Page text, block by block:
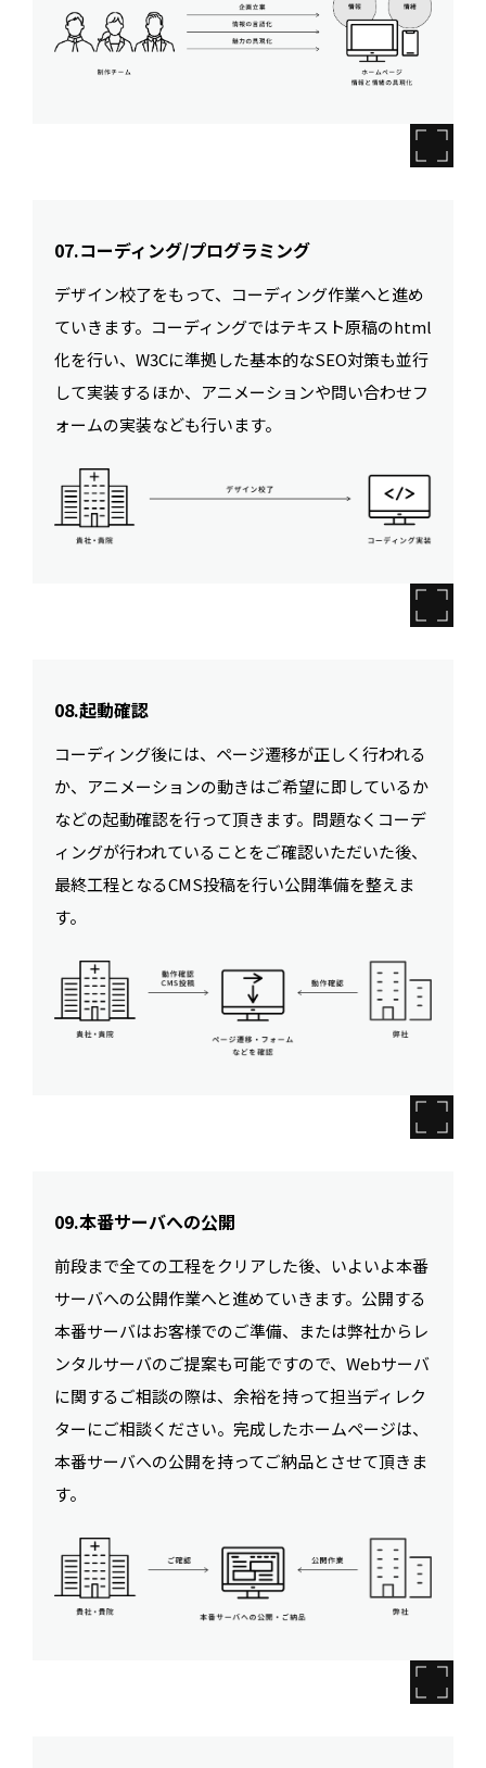
07.コーディング/プログラミング
デザイン校了をもって、コーディング作業へと進め
ていきます。コーディングではテキスト原稿のhtml
化を行い、W3Cに準拠した基本的なSEO対策も並行
して実装するほか、アニメーションや問い合わせフ
ォームの実装なども行います。
08.起動確認
コーディング後には、ページ遷移が正しく行われる
か、アニメーションの動きはご希望に即しているか
などの起動確認を行って頂きます。問題なくコーデ
ィングが行われていることをご確認いただいた後、
最終工程となるCMS投稿を行い公開準備を整えま
す。
09.本番サーバへの公開
前段まで全ての工程をクリアした後、いよいよ本番
サーバへの公開作業へと進めていきます。公開する
本番サーバはお客様でのご準備、または弊社からレ
ンタルサーバのご提案も可能ですので、Webサーバ
に関するご相談の際は、余裕を持って担当ディレク
ターにご相談ください。完成したホームページは、
本番サーバへの公開を持ってご納品とさせて頂きま
す。